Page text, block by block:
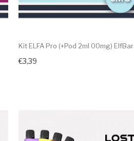
Kit ELFA Pro (+Pod 2ml 00mg) ElfBar
€3,39